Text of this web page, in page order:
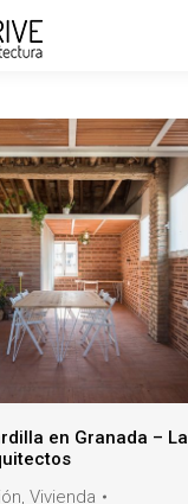
en Granada – La
, Vivienda